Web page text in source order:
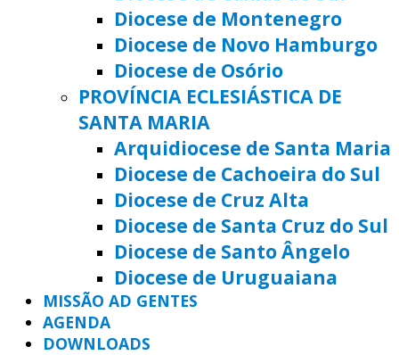
Diocese de Montenegro
Diocese de Novo Hamburgo
Diocese de Osório
PROVÍNCIA ECLESIÁSTICA DE
SANTA MARIA
Arquidiocese de Santa Maria
Diocese de Cachoeira do Sul
Diocese de Cruz Alta
Diocese de Santa Cruz do Sul
Diocese de Santo Ângelo
Diocese de Uruguaiana
MISSÃO AD GENTES
AGENDA
DOWNLOADS